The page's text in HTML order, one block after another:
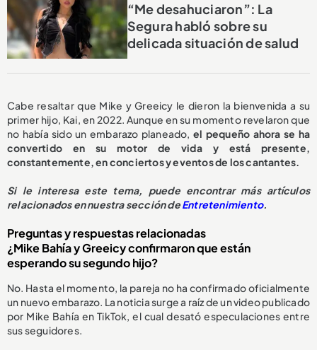
“Me desahuciaron”: La
Segura habló sobre su
delicada situación de salud
Cabe resaltar que Mike y Greeicy le dieron la bienvenida a su
primer hijo, Kai, en 2022. Aunque en su momento revelaron que
no había sido un embarazo planeado,el pequeño ahora se ha
convertido en su motor de vida y está presente,
constantemente, en conciertos y eventos de los cantantes.
Si le interesa este tema, puede encontrar más artículos
relacionados en nuestra sección deEntretenimiento.
Preguntas y respuestas relacionadas
¿Mike Bahía y Greeicy confirmaron que están
esperando su segundo hijo?
No. Hasta el momento, la pareja no ha confirmado oficialmente
un nuevo embarazo. La noticia surge a raíz de un video publicado
por Mike Bahía en TikTok, el cual desató especulaciones entre
sus seguidores.